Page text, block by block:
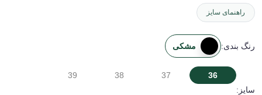
راهنمای سایز
رنگ بندی: مشکی
سایز:
36
37
38
39